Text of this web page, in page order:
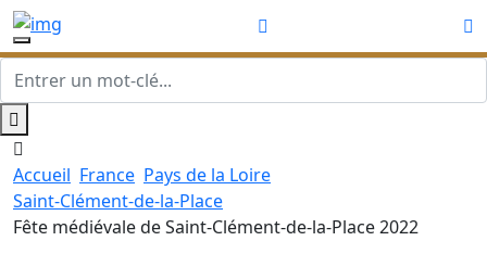
Accueil France Pays de la Loire
Saint-Clément-de-la-Place
Fête médiévale de Saint-Clément-de-la-Place 2022